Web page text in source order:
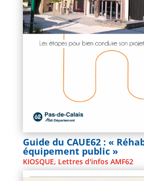
Guide du CAUE62 : «
équipement public »
KIOSQUE, Lettres d'infos AMF62